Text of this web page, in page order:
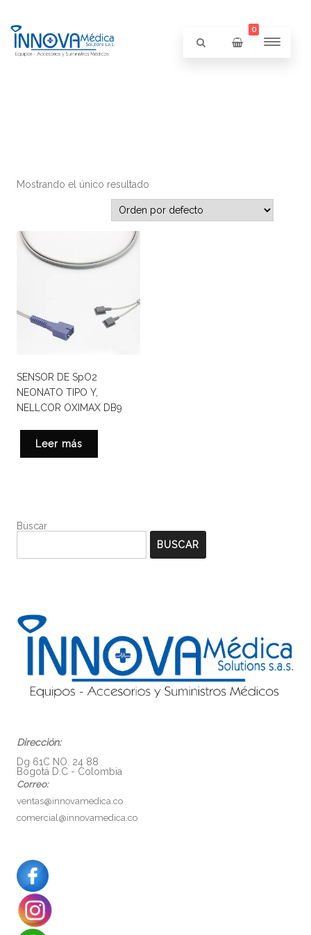
0
Mostrando el único resultado
SENSOR DE SpO2
NEONATO TIPO Y,
NELLCOR OXIMAX DB9
Leer más
Buscar
BUSCAR
Dirección:
Dg 61C NO. 24 88
Bogotá D.C - Colombia
Correo:
ventas@innovamedica.co
comercial@innovamedica.co